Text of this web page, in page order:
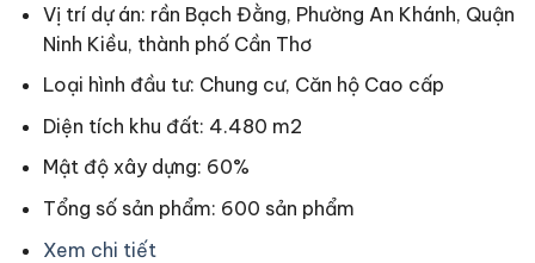
Vị trí dự án: rần Bạch Đằng, Phường An Khánh, Quận
Ninh Kiều, thành phố Cần Thơ
Loại hình đầu tư: Chung cư, Căn hộ Cao cấp
Diện tích khu đất: 4.480 m2
Mật độ xây dựng: 60%
Tổng số sản phẩm: 600 sản phẩm
Xem chi tiết